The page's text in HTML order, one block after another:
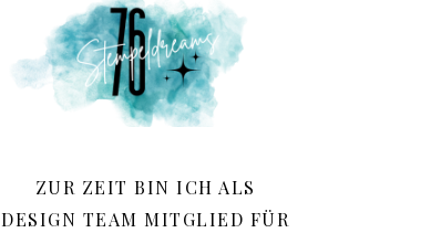
ZUR ZEIT BIN ICH ALS
DESIGN TEAM MITGLIED FÜR